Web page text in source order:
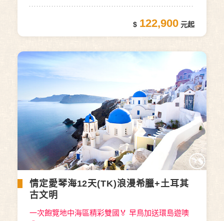
122,900
情定愛琴海12天(TK)浪漫希臘+土耳其
古文明
一次飽覽地中海區精彩雙國🏅 早鳥加送環島遊噢